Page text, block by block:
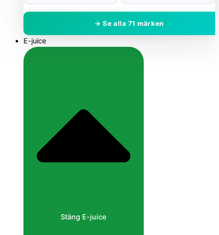
→ Se alla 71 märken
E-juice
Stäng E-juice